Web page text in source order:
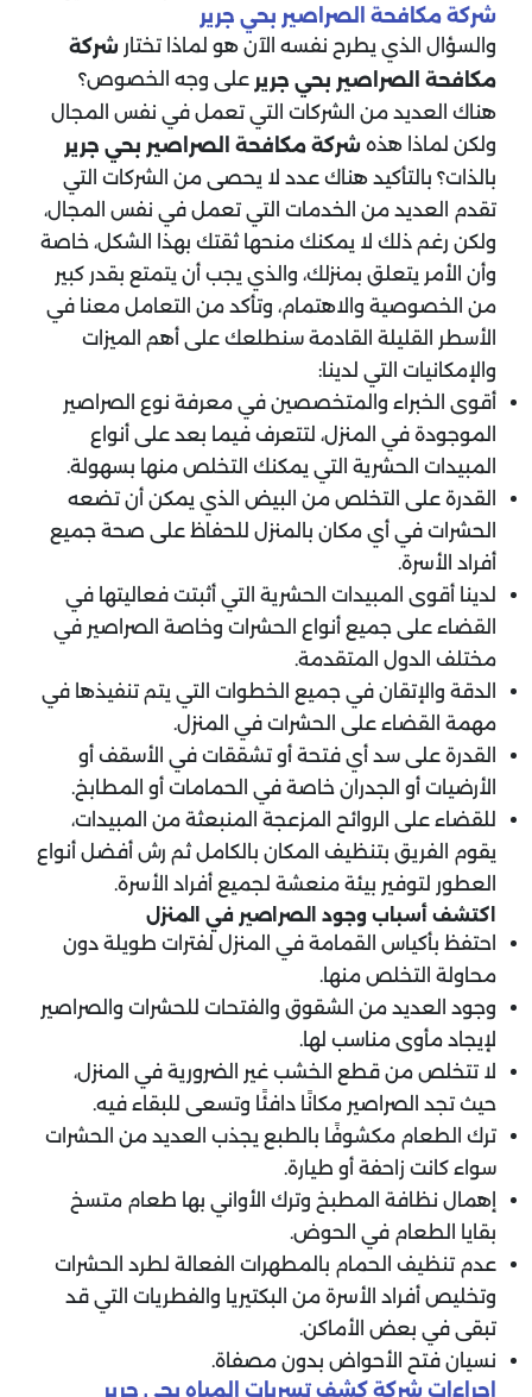
شركة مكافحة الصراصير بحي جرير
والسؤال الذي يطرح نفسه الآن هو لماذا تختار شركة
مكافحة الصراصير بحي جرير على وجه الخصوص؟
هناك العديد من الشركات التي تعمل في نفس المجال
ولكن لماذا هذه شركة مكافحة الصراصير بحي جرير
بالذات؟ بالتأكيد هناك عدد لا يحصى من الشركات التي
تقدم العديد من الخدمات التي تعمل في نفس المجال،
ولكن رغم ذلك لا يمكنك منحها ثقتك بهذا الشكل، خاصة
وأن الأمر يتعلق بمنزلك، والذي يجب أن يتمتع بقدر كبير
من الخصوصية والاهتمام، وتأكد من التعامل معنا في
الأسطر القليلة القادمة سنطلعك على أهم الميزات
والإمكانيات التي لدينا:
أقوى الخبراء والمتخصصين في معرفة نوع الصراصير
الموجودة في المنزل، لتتعرف فيما بعد على أنواع
المبيدات الحشرية التي يمكنك التخلص منها بسهولة.
القدرة على التخلص من البيض الذي يمكن أن تضعه
الحشرات في أي مكان بالمنزل للحفاظ على صحة جميع
أفراد الأسرة.
لدينا أقوى المبيدات الحشرية التي أثبتت فعاليتها في
القضاء على جميع أنواع الحشرات وخاصة الصراصير في
مختلف الدول المتقدمة.
الدقة والإتقان في جميع الخطوات التي يتم تنفيذها في
مهمة القضاء على الحشرات في المنزل.
القدرة على سد أي فتحة أو تشققات في الأسقف أو
الأرضيات أو الجدران خاصة في الحمامات أو المطابخ.
للقضاء على الروائح المزعجة المنبعثة من المبيدات،
يقوم الفريق بتنظيف المكان بالكامل ثم رش أفضل أنواع
العطور لتوفير بيئة منعشة لجميع أفراد الأسرة.
اكتشف أسباب وجود الصراصير في المنزل
احتفظ بأكياس القمامة في المنزل لفترات طويلة دون
محاولة التخلص منها.
وجود العديد من الشقوق والفتحات للحشرات والصراصير
لإيجاد مأوى مناسب لها.
لا تتخلص من قطع الخشب غير الضرورية في المنزل،
حيث تجد الصراصير مكانًا دافئًا وتسعى للبقاء فيه.
ترك الطعام مكشوفًا بالطبع يجذب العديد من الحشرات
سواء كانت زاحفة أو طيارة.
إهمال نظافة المطبخ وترك الأواني بها طعام متسخ
بقايا الطعام في الحوض.
عدم تنظيف الحمام بالمطهرات الفعالة لطرد الحشرات
وتخليص أفراد الأسرة من البكتيريا والفطريات التي قد
تبقى في بعض الأماكن.
نسيان فتح الأحواض بدون مصفاة.
إجراءات شركة كشف تسربات المياه بحي جرير